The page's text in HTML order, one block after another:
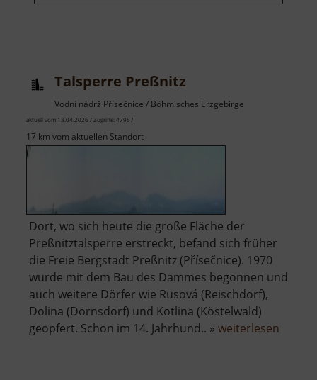
Talsperre Preßnitz
Vodní nádrž Přísečnice / Böhmisches Erzgebirge
aktuell vom 13.04.2026 / Zugriffe: 47957
17 km vom aktuellen Standort
Dort, wo sich heute die große Fläche der
Preßnitztalsperre erstreckt, befand sich früher
die Freie Bergstadt Preßnitz (Přísečnice). 1970
wurde mit dem Bau des Dammes begonnen und
auch weitere Dörfer wie Rusová (Reischdorf),
Dolina (Dörnsdorf) und Kotlina (Köstelwald)
geopfert. Schon im 14. Jahrhund.. » weiterlesen